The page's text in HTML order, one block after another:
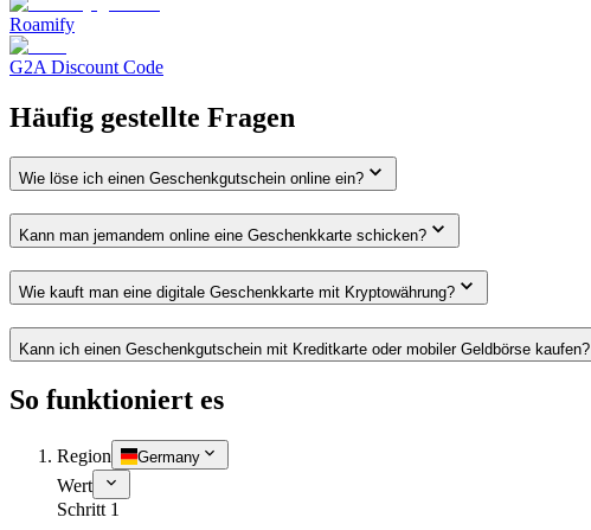
Roamify
G2A Discount Code
Häufig gestellte Fragen
Wie löse ich einen Geschenkgutschein online ein?
Kann man jemandem online eine Geschenkkarte schicken?
Wie kauft man eine digitale Geschenkkarte mit Kryptowährung?
Kann ich einen Geschenkgutschein mit Kreditkarte oder mobiler Geldbörse kaufen?
So funktioniert es
Region Germany
Wert
Schritt 1